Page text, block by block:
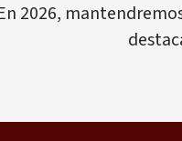
2026,